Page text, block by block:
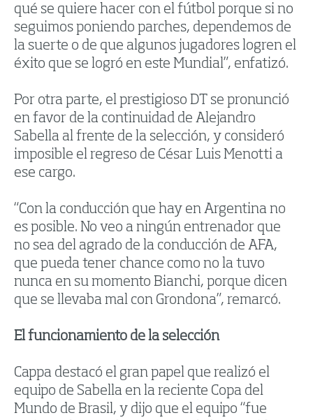
qué se quiere hacer con el fútbol porque si no
seguimos poniendo parches, dependemos de
la suerte o de que algunos jugadores logren el
éxito que se logró en este Mundial”, enfatizó.
Por otra parte, el prestigioso DT se pronunció
en favor de la continuidad de Alejandro
Sabella al frente de la selección, y consideró
imposible el regreso de César Luis Menotti a
ese cargo.
“Con la conducción que hay en Argentina no
es posible. No veo a ningún entrenador que
no sea del agrado de la conducción de AFA,
que pueda tener chance como no la tuvo
nunca en su momento Bianchi, porque dicen
que se llevaba mal con Grondona”, remarcó.
El funcionamiento de la selección
Cappa destacó el gran papel que realizó el
equipo de Sabella en la reciente Copa del
Mundo de Brasil, y dijo que el equipo “fue